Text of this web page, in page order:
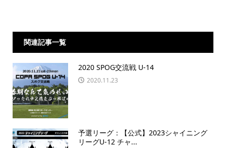
関連記事一覧
2020 SPOG交流戦 U-14
2020.11.23
予選リーグ：【公式】2023シャイニング
リーグU-12 チャ...